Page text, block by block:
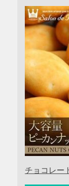
チョコレー